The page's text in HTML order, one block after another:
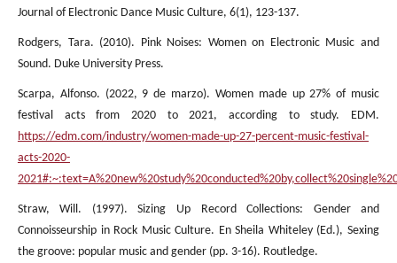
Journal of Electronic Dance Music Culture, 6(1), 123-137.
Rodgers, Tara. (2010). Pink Noises: Women on Electronic Music and
Sound. Duke University Press.
Scarpa, Alfonso. (2022, 9 de marzo). Women made up 27% of music
festival acts from 2020 to 2021, according to study. EDM.
https://edm.com/industry/women-made-up-27-percent-music-festival-
acts-2020-
Straw, Will. (1997). Sizing Up Record Collections: Gender and
Connoisseurship in Rock Music Culture. En Sheila Whiteley (Ed.), Sexing
the groove: popular music and gender (pp. 3-16). Routledge.